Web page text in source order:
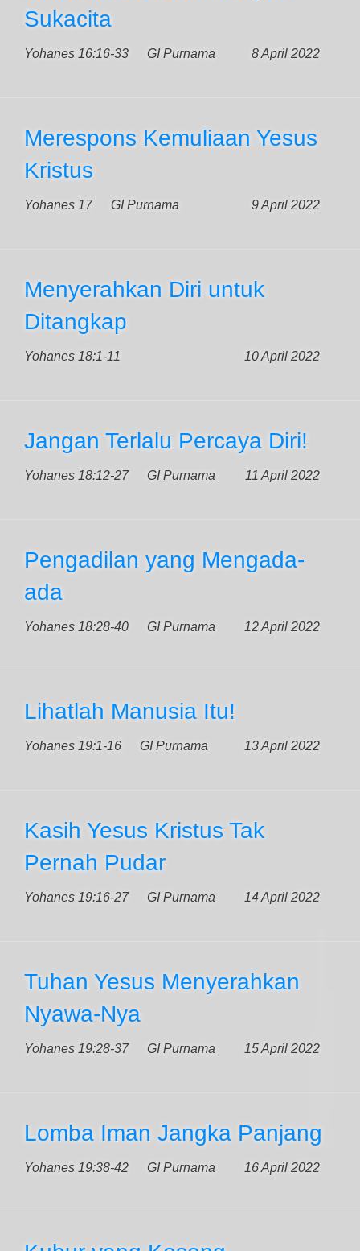
Sukacita
Yohanes 16:16-33 8 April 2022
GI Purnama
Merespons Kemuliaan Yesus
Kristus
Yohanes 17 9 April 2022
GI Purnama
Menyerahkan Diri untuk
Ditangkap
Yohanes 18:1-11 10 April 2022
Jangan Terlalu Percaya Diri!
Yohanes 18:12-27 11 April 2022
GI Purnama
Pengadilan yang Mengada-
ada
Yohanes 18:28-40 12 April 2022
GI Purnama
Lihatlah Manusia Itu!
Yohanes 19:1-16 13 April 2022
GI Purnama
Kasih Yesus Kristus Tak
Pernah Pudar
Yohanes 19:16-27 14 April 2022
GI Purnama
Tuhan Yesus Menyerahkan
Nyawa-Nya
Yohanes 19:28-37 15 April 2022
GI Purnama
Lomba Iman Jangka Panjang
Yohanes 19:38-42 16 April 2022
GI Purnama